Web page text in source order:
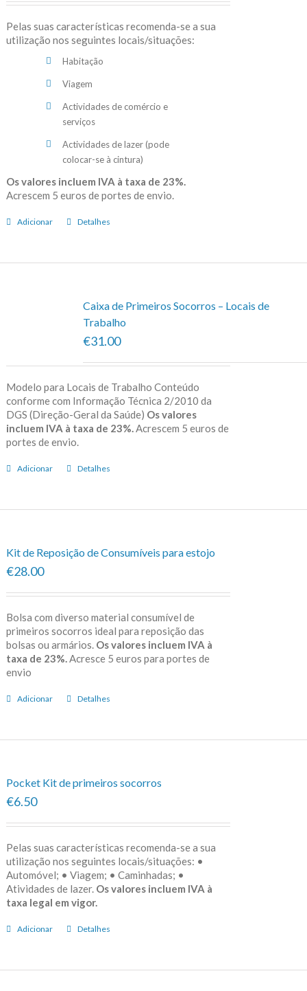
Pelas suas características recomenda-se a sua
utilização nos seguintes locais/situações:
Habitação
Viagem
Actividades de comércio e
serviços
Actividades de lazer (pode
colocar-se à cintura)
Os valores incluem IVA à taxa de 23%.
Acrescem 5 euros de portes de envio.
Adicionar Detalhes
Caixa de Primeiros Socorros – Locais de
Trabalho
€31.00
Modelo para Locais de Trabalho Conteúdo
conforme com Informação Técnica 2/2010 da
DGS (Direção-Geral da Saúde) Os valores
incluem IVA à taxa de 23%. Acrescem 5 euros de
portes de envio.
Adicionar Detalhes
Kit de Reposição de Consumíveis para estojo
€28.00
Bolsa com diverso material consumível de
primeiros socorros ideal para reposição das
bolsas ou armários. Os valores incluem IVA à
taxa de 23%. Acresce 5 euros para portes de
envio
Adicionar Detalhes
Pocket Kit de primeiros socorros
€6.50
Pelas suas características recomenda-se a sua
utilização nos seguintes locais/situações: •
Automóvel; • Viagem; • Caminhadas; •
Atividades de lazer. Os valores incluem IVA à
taxa legal em vigor.
Adicionar Detalhes